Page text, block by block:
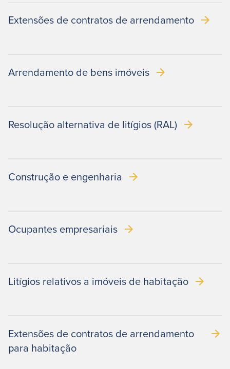
Extensões de contratos de arrendamento
Arrendamento de bens imóveis
Resolução alternativa de litígios (RAL)
Construção e engenharia
Ocupantes empresariais
Litígios relativos a imóveis de habitação
Extensões de contratos de arrendamento
para habitação